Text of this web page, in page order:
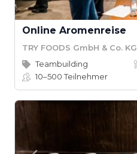
Online Aromenreise
TRY FOODS GmbH & Co. KG
Teambuilding
10–500Teilnehmer